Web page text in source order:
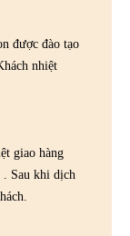
được đào tạo
nhiệt
giao hàng
. Sau khi dịch